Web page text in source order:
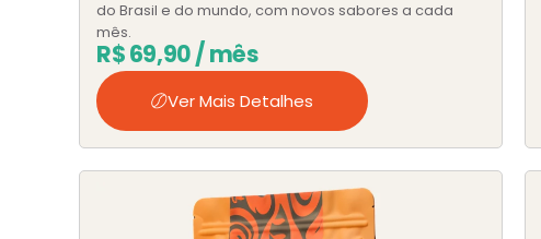
do Brasil e do mundo, com novos sabores a cada
mês.
R$69,90/ mês
Ver Mais Detalhes